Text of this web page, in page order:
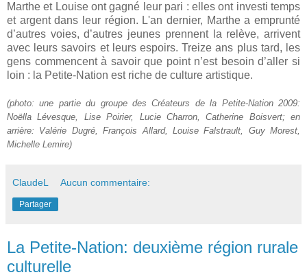
Marthe et Louise ont gagné leur pari : elles ont investi temps
et argent dans leur région. L'an dernier, Marthe a emprunté
d’autres voies, d’autres jeunes prennent la relève, arrivent
avec leurs savoirs et leurs espoirs. Treize ans plus tard, les
gens commencent à savoir que point n’est besoin d’aller si
loin : la Petite-Nation est riche de culture artistique.
(photo: une partie du groupe des Créateurs de la Petite-Nation 2009:
Noëlla Lévesque, Lise Poirier, Lucie Charron, Catherine Boisvert; en
arrière: Valérie Dugré, François Allard, Louise Falstrault, Guy Morest,
Michelle Lemire)
ClaudeL Aucun commentaire:
Partager
La Petite-Nation: deuxième région rurale
culturelle